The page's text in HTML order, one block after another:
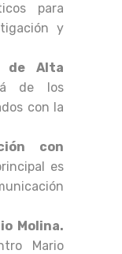
para
y
de Alta
de los
con la
con
es
Molina.
Mario